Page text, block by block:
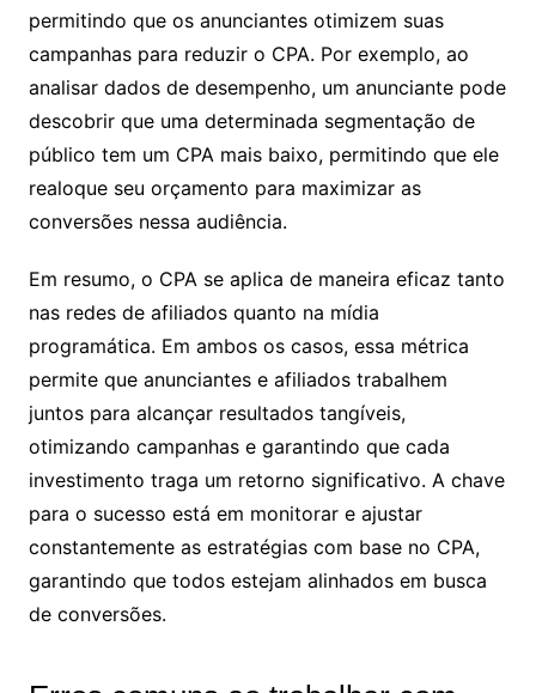
permitindo que os anunciantes otimizem suas
campanhas para reduzir o CPA. Por exemplo, ao
analisar dados de desempenho, um anunciante pode
descobrir que uma determinada segmentação de
público tem um CPA mais baixo, permitindo que ele
realoque seu orçamento para maximizar as
conversões nessa audiência.
Em resumo, o CPA se aplica de maneira eficaz tanto
nas redes de afiliados quanto na mídia
programática. Em ambos os casos, essa métrica
permite que anunciantes e afiliados trabalhem
juntos para alcançar resultados tangíveis,
otimizando campanhas e garantindo que cada
investimento traga um retorno significativo. A chave
para o sucesso está em monitorar e ajustar
constantemente as estratégias com base no CPA,
garantindo que todos estejam alinhados em busca
de conversões.